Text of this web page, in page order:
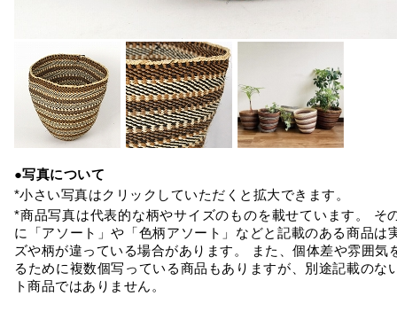
●写真について
*小さい写真はクリックしていただくと拡大できます。
*商品写真は代表的な柄やサイズのものを載せています。 そ
に「アソート」や「色柄アソート」などと記載のある商品は
ズや柄が違っている場合があります。 また、個体差や雰囲気
るために複数個写っている商品もありますが、別途記載のな
ト商品ではありません。